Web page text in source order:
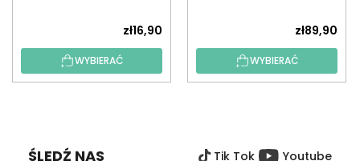
zł16,90
WYBIERAĆ
zł89,90
WYBIERAĆ
ŚLEDŹ NAS Tik Tok Youtube